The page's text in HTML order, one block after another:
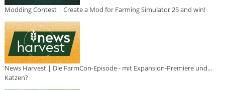
Modding Contest | Create a Mod for Farming Simulator 25 and win!
News Harvest | Die FarmCon-Episode - mit Expansion-Premiere und...
Katzen?